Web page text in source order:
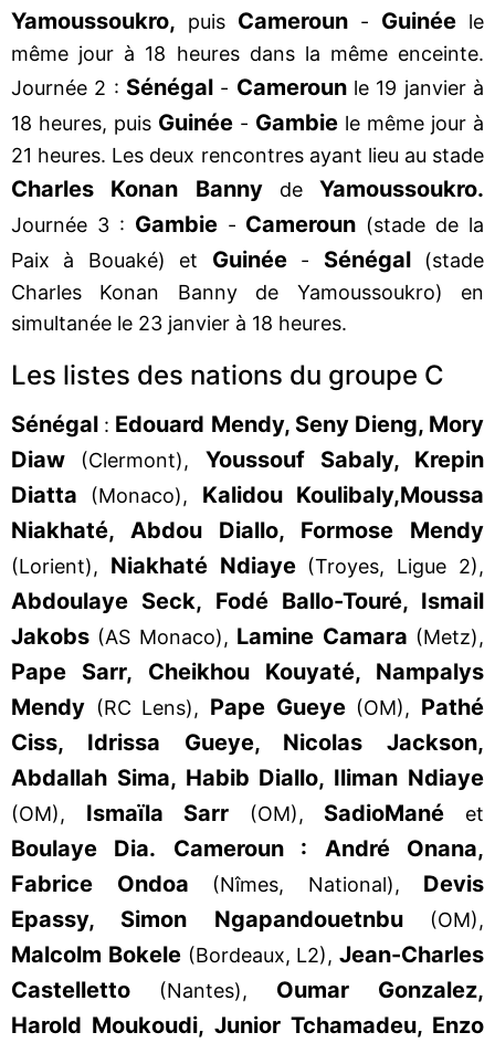
Yamoussoukro, puis Cameroun - Guinée le
même jour à 18 heures dans la même enceinte.
Journée 2 : Sénégal - Camerounle 19 janvier à
18 heures, puis Guinée - Gambie le même jour à
21 heures. Les deux rencontres ayant lieu au stade
Charles Konan Bannyde Yamoussoukro.
Journée 3 : Gambie- Cameroun (stade de la
Paix à Bouaké) et Guinée- Sénégal(stade
Charles Konan Banny de Yamoussoukro) en
simultanée le 23 janvier à 18 heures.
Les listes des nations du groupe C
Sénégal : Edouard Mendy, Seny Dieng, Mory
Diaw (Clermont),
Youssouf Sabaly, Krepin
Diatta (Monaco), Kalidou Koulibaly,Moussa
Niakhaté, Abdou Diallo, Formose Mendy
(Lorient), Niakhaté Ndiaye(Troyes, Ligue 2),
Abdoulaye Seck, Fodé Ballo-Touré, Ismail
Jakobs (AS Monaco), Lamine Camara (Metz),
Pape Sarr, Cheikhou Kouyaté, Nampalys
Mendy (RC Lens), Pape Gueye(OM), Pathé
Ciss, Idrissa Gueye, Nicolas Jackson,
Abdallah Sima, Habib Diallo, Iliman Ndiaye
(OM), Ismaïla Sarr (OM), SadioMané et
Boulaye Dia.
Cameroun : André Onana,
Fabrice Ondoa (Nîmes, National), Devis
Epassy, Simon Ngapandouetnbu(OM),
Malcolm Bokele(Bordeaux, L2), Jean-Charles
Castelletto (Nantes), Oumar Gonzalez,
Harold Moukoudi, Junior Tchamadeu, Enzo